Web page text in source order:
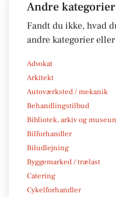
Andre kategorier
Fandt du ikke, hvad
andre kategorier
Advokat
Arkitekt
Autoværksted / mekanik
Behandlingstilbud
Bibliotek, arkiv og
Bilforhandler
Biludlejning
Byggemarked / trælast
Catering
Cykelforhandler